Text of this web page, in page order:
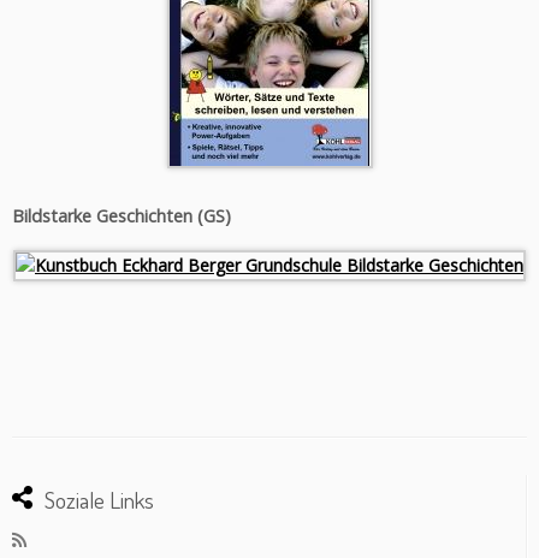
Bildstarke Geschichten (GS)
Soziale Links